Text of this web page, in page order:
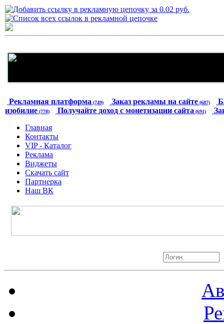
Рекламная платформа (749) Заказ рекламы на сайте (687)
изобилие (778) Получайте доход с монетизации сайта (691)
Главная
Контакты
VIP - Каталог
Реклама
Виджеты
Скачать сайт
Партнерка
Наш ВК